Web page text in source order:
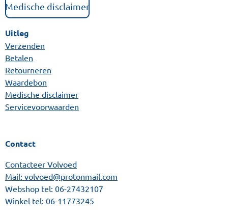
Medische disclaimer
Uitleg
Verzenden
Betalen
Retourneren
Waardebon
Medische disclaimer
Servicevoorwaarden
Contact
Contacteer Volvoed
Mail: volvoed@protonmail.com
Webshop tel: 06-27432107
Winkel tel: 06-11773245